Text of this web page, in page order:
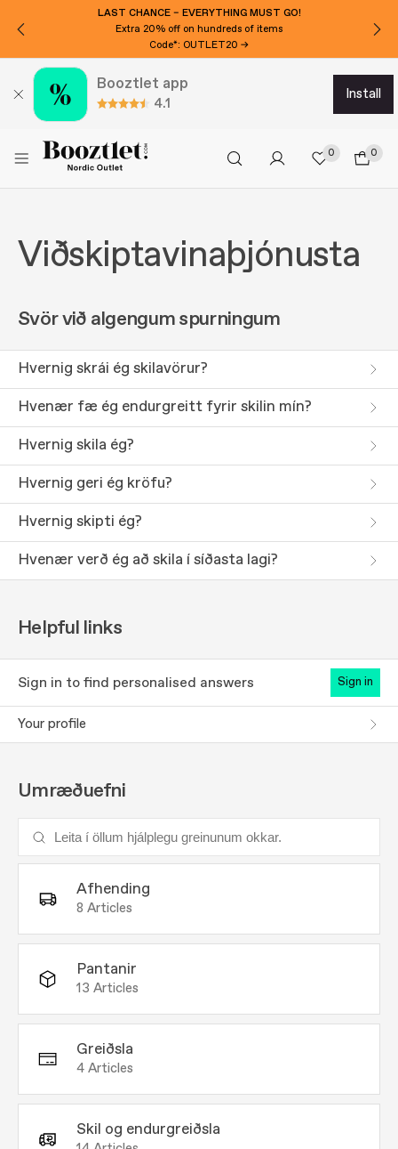
LAST CHANCE – EVERYTHING MUST GO!
Extra 20% off on hundreds of items
Code*: OUTLET20 →
Booztlet app
4.1
install
0 0
Viðskiptavinaþjónusta
Svör við algengum spurningum
Hvernig skrái ég skilavörur?
Hvenær fæ ég endurgreitt fyrir skilin mín?
Hvernig skila ég?
Hvernig geri ég kröfu?
Hvernig skipti ég?
Hvenær verð ég að skila í síðasta lagi?
Helpful links
Sign in to find personalised answers sign in
Your profile
Umræðuefni
Afhending
8 Articles
Pantanir
13 Articles
Greiðsla
4 Articles
Skil og endurgreiðsla